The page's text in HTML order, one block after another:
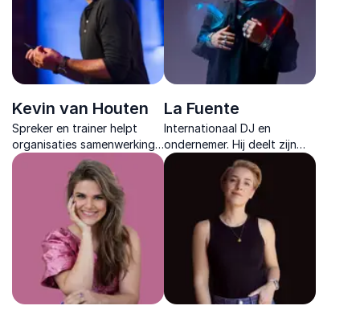
Kevin van Houten
Spreker en trainer helpt
organisaties samenwerking
versnellen door gedrag
centraal te zetten en ruis in
teams concreet aan te
La Fuente
Internationaal DJ en
ondernemer. Hij deelt zijn
visie op branding,
ondernemerschap en succes
in de muziekindustrie en